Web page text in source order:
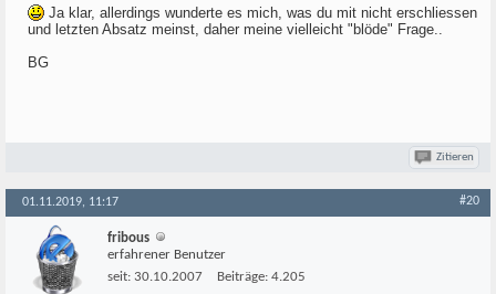
Ja klar, allerdings wunderte es mich, was du mit nicht erschliessen
und letzten Absatz meinst, daher meine vielleicht "blöde" Frage..
BG
Zitieren
01.11.2019, 11:17 #20
fribous
erfahrener Benutzer
seit: 30.10.2007 Beiträge: 4.205